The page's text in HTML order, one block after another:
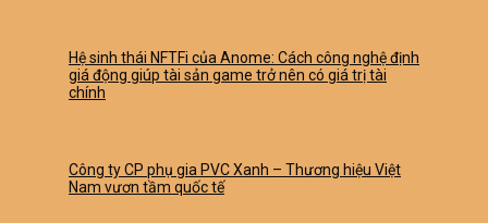
Hệ sinh thái NFTFi của Anome: Cách công nghệ định
giá động giúp tài sản game trở nên có giá trị tài
chính
Công ty CP phụ gia PVC Xanh – Thương hiệu Việt
Nam vươn tầm quốc tế